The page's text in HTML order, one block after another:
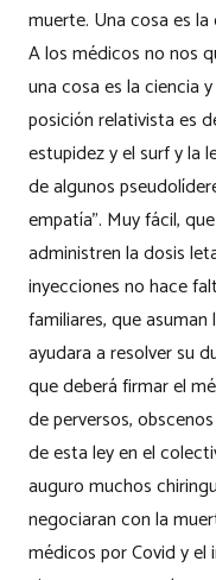
muerte. Una cosa es
A los médicos no nos
una cosa es la ciencia
posición relativista es
estupidez y el surf y la
de algunos
empatía”. Muy fácil,
administren la dosis
inyecciones no hace
familiares, que
ayudara a resolver su
que deberá firmar el
de perversos,
de esta ley en el
auguro muchos
negociaran con la
médicos por Covid y el